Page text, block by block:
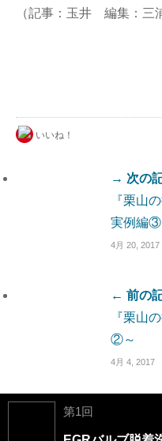
（記事：玉井 編集：三
いいね！
→ 次の
『栗山
実例編③
4月 20, 2017
← 前の
『栗山
②～
4月 4, 2017
第1回